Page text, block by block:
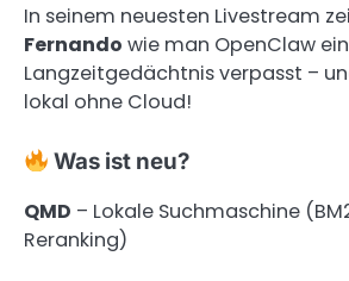
In seinem neuesten Livestream
Fernando wie man OpenClaw
Langzeitgedächtnis verpasst –
lokal ohne Cloud!
Was ist neu?
QMD – Lokale Suchmaschine
Reranking)